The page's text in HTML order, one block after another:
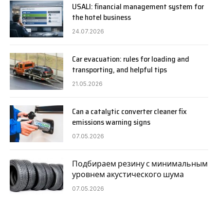
USALI: financial management system for
the hotel business
24.07.2026
Car evacuation: rules for loading and
transporting, and helpful tips
21.05.2026
Can a catalytic converter cleaner fix
emissions warning signs
07.05.2026
Подбираем резину с минимальным
уровнем акустического шума
07.05.2026